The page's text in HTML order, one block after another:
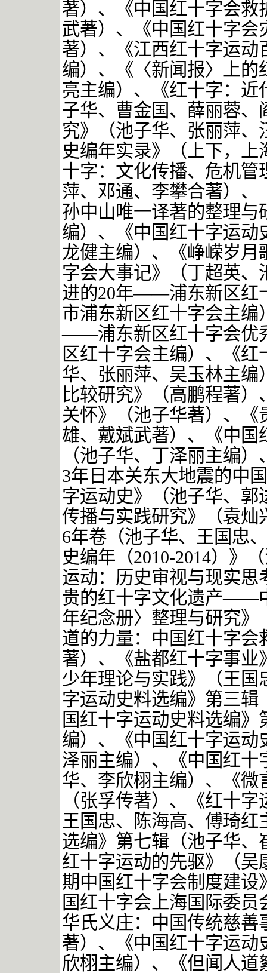
著）、《中国红十字会
武著）、《中国红十字
著）、《江西红十字运
编）、《〈新闻报〉上
亮主编）、《红十字：
子华、曹金国、薛丽蓉
究》（池子华、张丽萍
史编年实录》（上下，
十字：文化传播、危机
萍、邓通、李攀合著）
孙中山唯一译著的整理
编）、《中国红十字运
龙健主编）、《峥嵘岁
字会大事记》（丁超英
进的20年——浦东新区红
市浦东新区红十字会主编
——浦东新区红十字会优
区红十字会主编）、《
华、张丽萍、吴玉林主
比较研究》（高鹏程著
关怀》（池子华著）、
雄、戴斌武著）、《中
（池子华、丁泽丽主编
3年日本关东大地震的中
字运动史》（池子华、
传播与实践研究》（袁灿
6年卷（池子华、王国忠
史编年（2010-2014）》
运动：历史审视与现实
贵的红十字文化遗产——
年纪念册〉整理与研究
道的力量：中国红十字
著）、《盐都红十字事
少年理论与实践》（王
字运动史料选编》第三
国红十字运动史料选编
编）、《中国红十字运
泽丽主编）、《中国红
华、李欣栩主编）、《
（张孚传著）、《红十
王国忠、陈海高、傅琦
选编》第七辑（池子华
红十字运动的先驱》（
期中国红十字会制度建
国红十字会上海国际委
华氏义庄：中国传统慈
著）、《中国红十字运
欣栩主编）、《但闻人